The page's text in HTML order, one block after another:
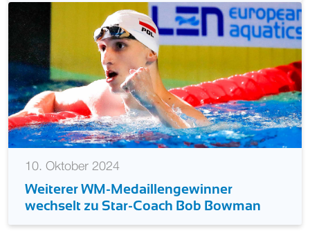
10. Oktober 2024
Weiterer WM-Medaillengewinner
wechselt zu Star-Coach Bob Bowman